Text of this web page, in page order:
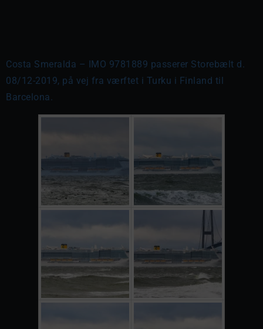
Costa Smeralda – IMO 9781889 passerer Storebælt d.
08/12-2019, på vej fra værftet i Turku i Finland til
Barcelona.